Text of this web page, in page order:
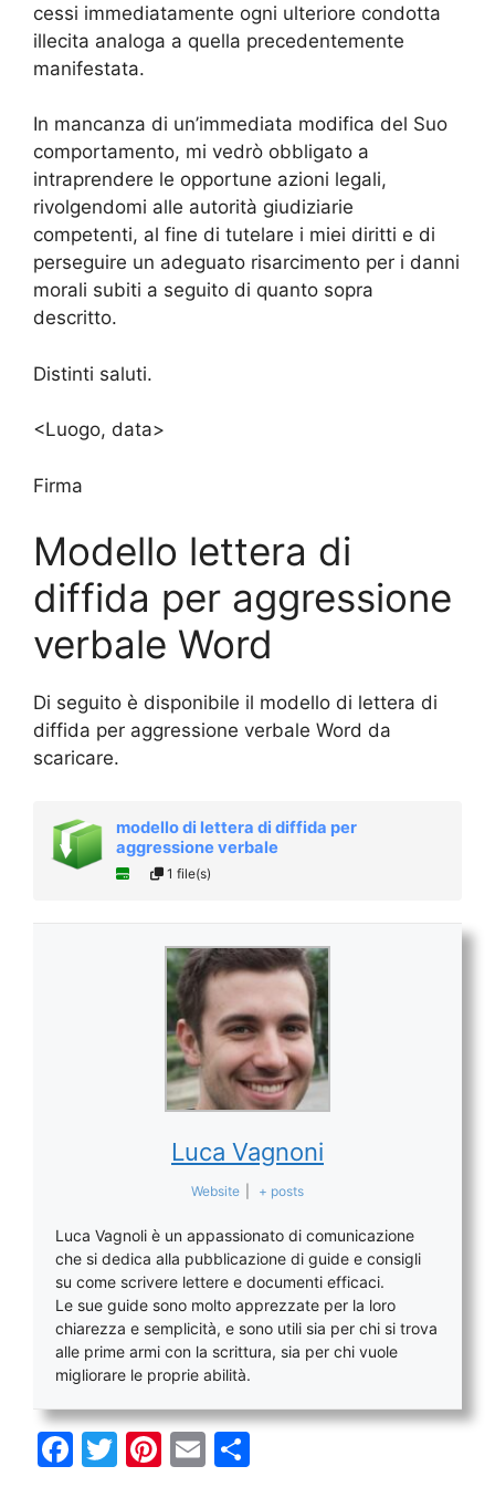
cessi immediatamente ogni ulteriore condotta
illecita analoga a quella precedentemente
manifestata.
In mancanza di un’immediata modifica del Suo
comportamento, mi vedrò obbligato a
intraprendere le opportune azioni legali,
rivolgendomi alle autorità giudiziarie
competenti, al fine di tutelare i miei diritti e di
perseguire un adeguato risarcimento per i danni
morali subiti a seguito di quanto sopra
descritto.
Distinti saluti.
<Luogo, data>
Firma
Modello lettera di
diffida per aggressione
verbale Word
Di seguito è disponibile il modello di lettera di
diffida per aggressione verbale Word da
scaricare.
modello di lettera di diffida per
aggressione verbale
1 file(s)
Luca Vagnoni
Website + posts
Luca Vagnoli è un appassionato di comunicazione
che si dedica alla pubblicazione di guide e consigli
su come scrivere lettere e documenti efficaci.
Le sue guide sono molto apprezzate per la loro
chiarezza e semplicità, e sono utili sia per chi si trova
alle prime armi con la scrittura, sia per chi vuole
migliorare le proprie abilità.
F
T
Pi E